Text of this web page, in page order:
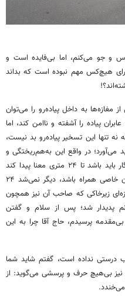
و جو می‌کنم، اما بی‌فایده است و
هیچ‌کس مهم نبوده است که بداند
مغازه‌ها به داخل پیاده‌رو را می‌توان
پیاده را آشفته و ناامن کند، اما
تنها این تسخیر پیاده‌رو بد نیست،
در واقع این به‌هم‌ریختگی و
بی‌نظمی ویژگی بارز این خیابان است که انگار باید باشد تا ۲۴ متری معنا پیدا کند
که اگر قرار بود همه‌چیز لوکس و با چیدمان خاصی همراه باشد، دیگر نمی‌شد ۲۴
زیرخاکی که صاحب آن نیز همچون
پدیدار شد؛ پس از سلام و گفتن
پرسیدم، حاج آقا چرا به این
درستی نداده است، گفتم شاید شما
نیز بی‌هیچ حرف و پرسشی می‌گوید: از